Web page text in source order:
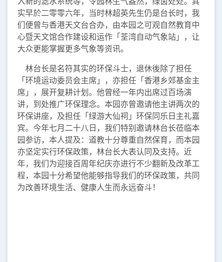
实早於二零零六年，当时林超英先生仍是台长时，我
们便曾与香港天文台合办，由本园之可观自然教育中
心暨天文馆合作建设和运作「荃湾自动气象站」，让
大众更能掌握更多气象等资讯。
林台长是名符其实的环保斗士，退休後除了担任
「环境运动委员会主席」，亦担任「香港乡郊基金主
席」，展开复耕计划。他曾经一年内出席过百场演
讲，到处推广环保理念。本园亦曾邀请他主讲两次的
环保讲座，及担任「绿游大仙祠」环保同乐日主礼嘉
宾。今年七月二十八日，我们特别邀请林台长莅临本
园参访，本人提及：道教十分尊重自然保育，而本园
亦坚定实行环保政策，林台长大表认同及支持。近
年，我们为迎接百周年纪庆亦进行不少翻新及改革工
程，本园十分希望他能够指导我们的环保政策，共同
为改善环境生活、健康人生而永远奋斗！